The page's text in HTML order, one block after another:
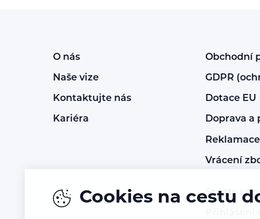
O nás
Naše vize
Kontaktujte nás
Kariéra
Obchodní
GDPR
Dotace EU
Doprava a
Vrácení
Staňte se
Cookies na cestu